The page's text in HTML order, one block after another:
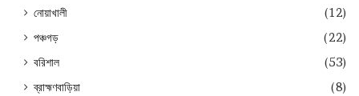
নোয়াখালী
(12)
পঞ্চগড়
(22)
বরিশাল
(53)
ব্রাহ্মণবাড়িয়া
(8)